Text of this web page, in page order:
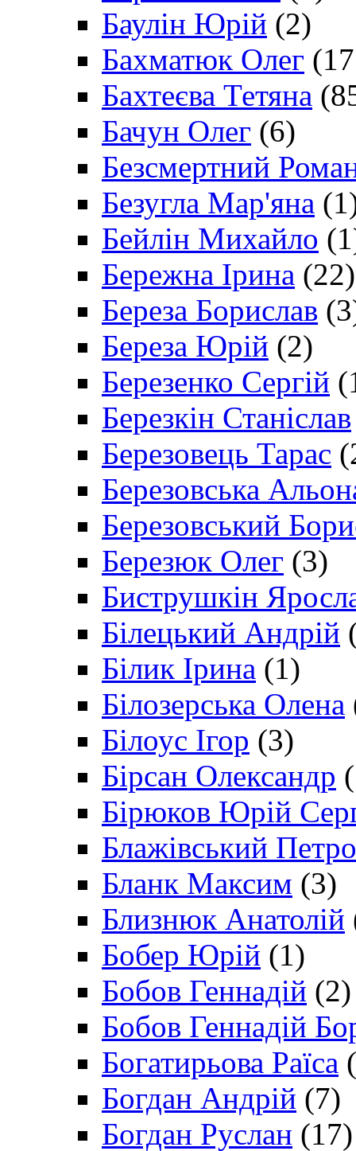
Баулін Юрій (2)
Бахматюк Олег
Бахтеєва Тетяна
Бачун Олег (6)
Безсмертний
Безугла Мар'яна
Бейлін Михайло
Бережна Ірина (22)
Береза Борислав
Береза Юрій (2)
Березенко Сергій
Березкін Станіслав
Березовець Тарас
Березовська
Березовський
Березюк Олег (3)
Биструшкін
Білецький Андрій
Білик Ірина (1)
Білозерська Олена
Білоус Ігор (3)
Бірсан Олександр
Бірюков Юрій
Блажівський Петро
Бланк Максим (3)
Близнюк Анатолій
Бобер Юрій (1)
Бобов Геннадій (2)
Бобов Геннадій
Богатирьова Раїса
Богдан Андрій (7)
Богдан Руслан (17)